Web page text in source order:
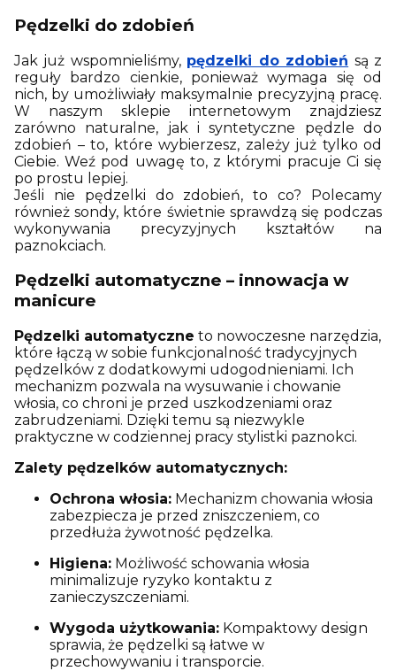
Pędzelki do zdobień
Jak już wspomnieliśmy, pędzelki do zdobień są z
reguły bardzo cienkie, ponieważ wymaga się od
nich, by umożliwiały maksymalnie precyzyjną pracę.
W naszym sklepie internetowym znajdziesz
zarówno naturalne, jak i syntetyczne pędzle do
zdobień – to, które wybierzesz, zależy już tylko od
Ciebie. Weź pod uwagę to, z którymi pracuje Ci się
po prostu lepiej.
Jeśli nie pędzelki do zdobień, to co? Polecamy
również sondy, które świetnie sprawdzą się podczas
wykonywania precyzyjnych kształtów na
paznokciach.
Pędzelki automatyczne – innowacja w
manicure
Pędzelki automatyczne to nowoczesne narzędzia,
które łączą w sobie funkcjonalność tradycyjnych
pędzelków z dodatkowymi udogodnieniami. Ich
mechanizm pozwala na wysuwanie i chowanie
włosia, co chroni je przed uszkodzeniami oraz
zabrudzeniami. Dzięki temu są niezwykle
praktyczne w codziennej pracy stylistki paznokci.
Zalety pędzelków automatycznych:
Ochrona włosia: Mechanizm chowania włosia
zabezpiecza je przed zniszczeniem, co
przedłuża żywotność pędzelka.
Higiena: Możliwość schowania włosia
minimalizuje ryzyko kontaktu z
zanieczyszczeniami.
Wygoda użytkowania: Kompaktowy design
sprawia, że pędzelki są łatwe w
przechowywaniu i transporcie.